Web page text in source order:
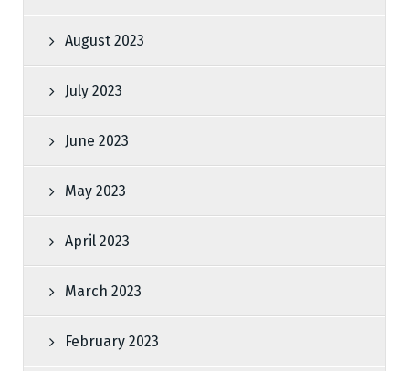
August 2023
July 2023
June 2023
May 2023
April 2023
March 2023
February 2023